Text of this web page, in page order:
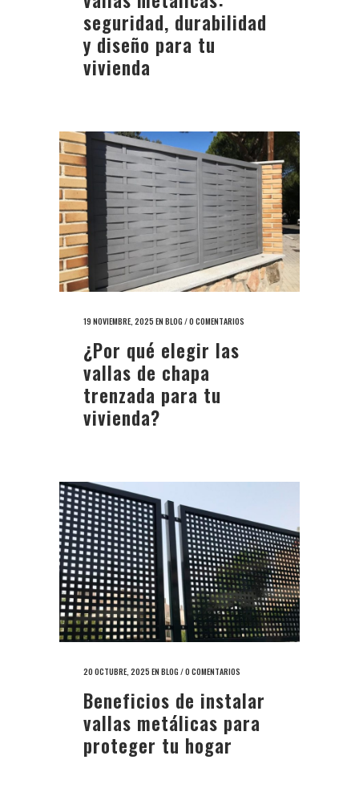
seguridad, durabilidad
y diseño para tu
vivienda
19 NOVIEMBRE, 2025 EN BLOG /0 COMENTARIOS
¿Por qué elegir las
vallas de chapa
trenzada para tu
vivienda?
20 OCTUBRE, 2025 EN BLOG /0 COMENTARIOS
Beneficios de instalar
vallas metálicas para
proteger tu hogar